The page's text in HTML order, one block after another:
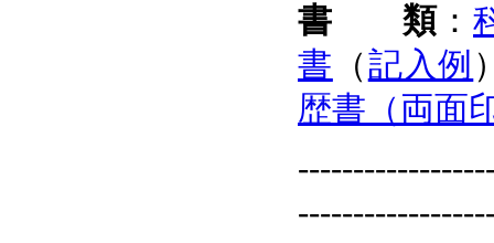
書 類 ：
書 （記入例
歴書（両面